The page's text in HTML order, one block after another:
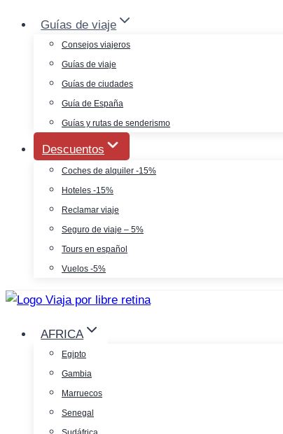
Saltar
contenido
Guías de viaje
Consejos viajeros
Guías de viaje
Guías de ciudades
Guía de España
Guías y rutas de senderismo
Descuentos
Coches de alquiler -15%
Hoteles -15%
Reclamar viaje
Seguro de viaje – 5%
Tours en español
Vuelos -5%
AFRICA
Egipto
Gambia
Marruecos
Senegal